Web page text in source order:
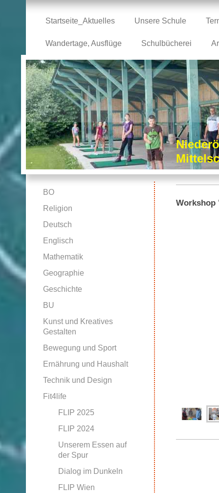
Startseite_Aktuelles Unsere Schule
Wandertage, Ausflüge Schulbücherei
Workshop
BO
Religion
Deutsch
Englisch
Mathematik
Geographie
Geschichte
BU
Kunst und Kreatives
Gestalten
Bewegung und Sport
Ernährung und Haushalt
Technik und Design
Fit4life
FLIP 2025
FLIP 2024
Unserem Essen auf
der Spur
Dialog im Dunkeln
FLIP Wien